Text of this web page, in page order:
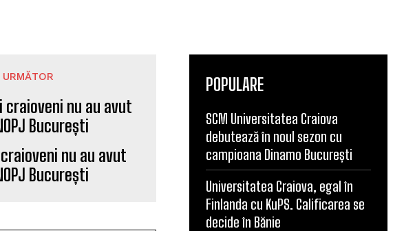
nu au avut
București
POPULARE
SCM Universitatea Craiova
debutează în noul sezon cu
campioana Dinamo București
Universitatea Craiova, egal în
Finlanda cu KuPS. Calificarea se
decide în Bănie